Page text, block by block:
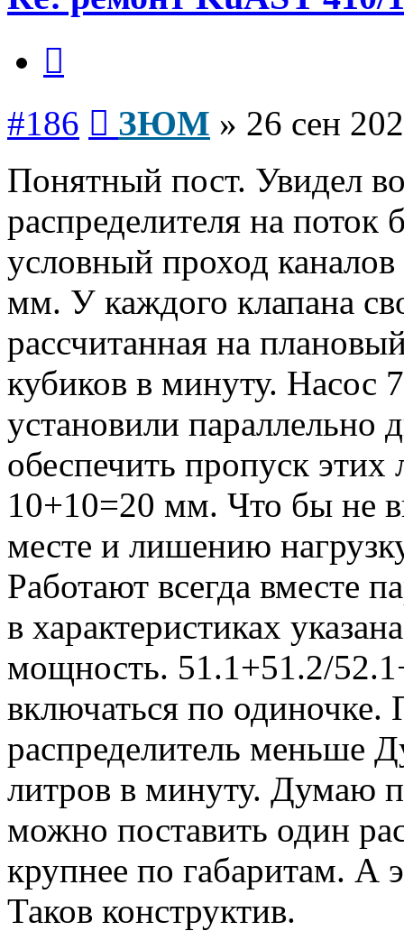
#186 ЗЮМ » 26 сен
Понятный пост. Увидел
распределителя на
условный проход
мм. У каждого клапана
рассчитанная на
кубиков в минуту. Насос
установили параллельно
обеспечить пропуск этих
10+10=20 мм. Что бы не
месте и лишению
Работают всегда вместе
в характеристиках
мощность. 51.1+51.2/
включаться по
распределитель меньше
литров в минуту. Думаю
можно поставить один
крупнее по габаритам. А
Таков конструктив.